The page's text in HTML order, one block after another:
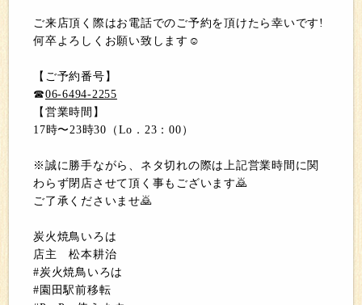
ご来店頂く際はお電話でのご予約を頂けたら幸いです!
何卒よろしくお願い致します☺️
【ご予約番号】
☎06-6494-2255
【営業時間】
17時〜23時30（Lo．23：00）
※誠に勝手ながら、ネタ切れの際は上記営業時間に関
わらず閉店させて頂く事もございます🙇
ご了承くださいませ🙇
炭火焼鳥いろは
店主 松本耕治
#炭火焼鳥いろは
#園田駅前移転